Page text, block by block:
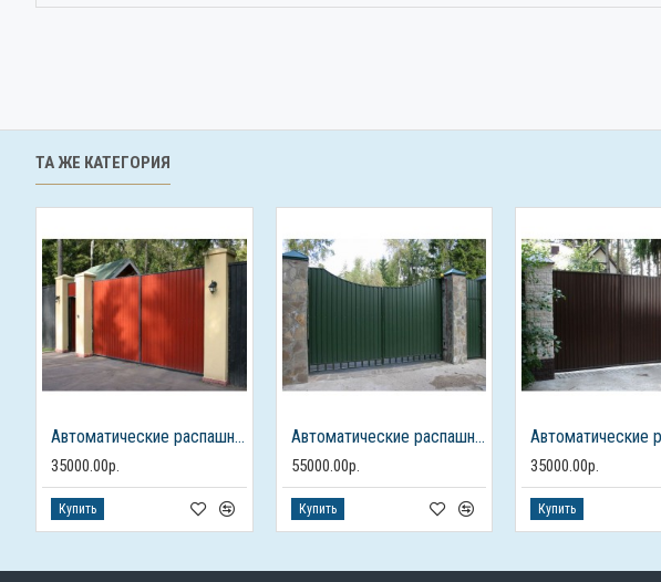
ТА ЖЕ КАТЕГОРИЯ
Автоматические распашные ворота из профлиста с калиткой
35000.00р.
Купить
Автоматические распашные ворота с калиткой
55000.00р.
Купить
35000.00р.
Купить